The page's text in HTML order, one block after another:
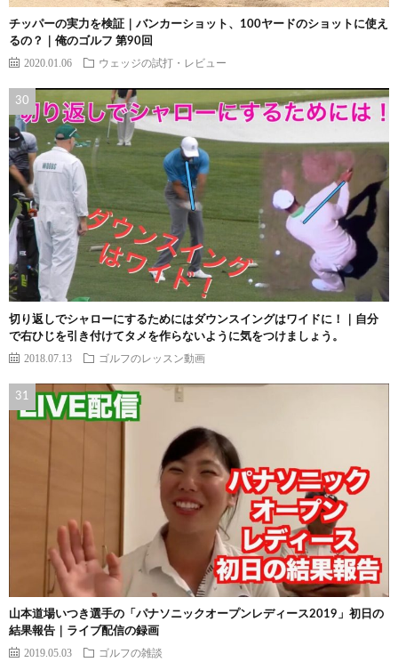
チッパーの実力を検証｜バンカーショット、100ヤードのショットに使え
るの？｜俺のゴルフ 第90回
2020.01.06 ウェッジの試打・レビュー
切り返しでシャローにするためにはダウンスイングはワイドに！｜自分
で右ひじを引き付けてタメを作らないように気をつけましょう。
2018.07.13 ゴルフのレッスン動画
山本道場いつき選手の「パナソニックオープンレディース2019」初日の
結果報告｜ライブ配信の録画
2019.05.03 ゴルフの雑談